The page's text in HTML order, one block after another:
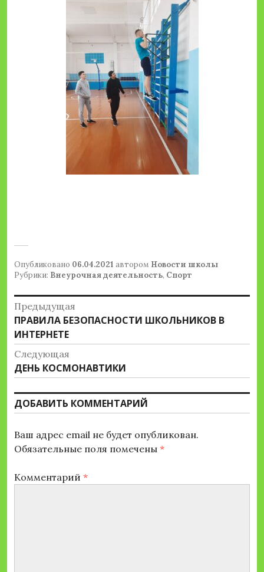
Опубликовано 06.04.2021 автором Новости школы
Рубрики: Внеурочная деятельность, Спорт
Навигация
по
записям
Предыдущая
Предыдущая
запись:
ПРАВИЛА БЕЗОПАСНОСТИ ШКОЛЬНИКОВ В
ИНТЕРНЕТЕ
Следующая
Следующая
запись:
ДЕНЬ КОСМОНАВТИКИ
ДОБАВИТЬ КОММЕНТАРИЙ
Ваш адрес email не будет опубликован.
Обязательные поля помечены *
Комментарий *